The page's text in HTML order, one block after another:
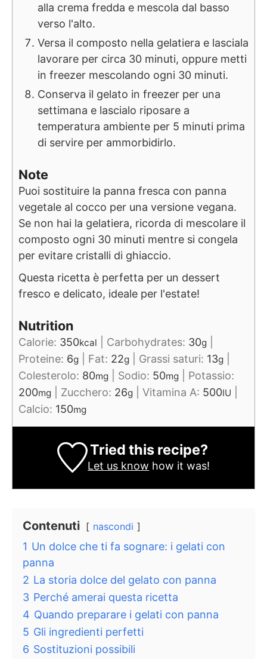
alla crema fredda e mescola dal basso
verso l'alto.
Versa il composto nella gelatiera e lasciala
lavorare per circa 30 minuti, oppure metti
in freezer mescolando ogni 30 minuti.
Conserva il gelato in freezer per una
settimana e lascialo riposare a
temperatura ambiente per 5 minuti prima
di servire per ammorbidirlo.
Note
Puoi sostituire la panna fresca con panna
vegetale al cocco per una versione vegana.
Se non hai la gelatiera, ricorda di mescolare il
composto ogni 30 minuti mentre si congela
per evitare cristalli di ghiaccio.
Questa ricetta è perfetta per un dessert
fresco e delicato, ideale per l'estate!
Nutrition
Calorie: 350kcal Carbohydrates: 30g
Proteine: 6g Fat: 22g Grassi saturi: 13g
Colesterolo: 80mg Sodio: 50mg
Potassio:
200mg Zucchero: 26g Vitamina A: 500IU
Calcio: 150mg
Tried this recipe?
Let us know how it was!
Contenuti nascondi
1 Un dolce che ti fa sognare: i gelati con
panna
2 La storia dolce del gelato con panna
3 Perché amerai questa ricetta
4 Quando preparare i gelati con panna
5 Gli ingredienti perfetti
6 Sostituzioni possibili